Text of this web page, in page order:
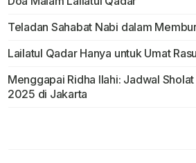
Teladan Sahabat Nabi dalam
Lailatul Qadar Hanya untuk Umat
Menggapai Ridha Ilahi: Jadwal
2025 di Jakarta